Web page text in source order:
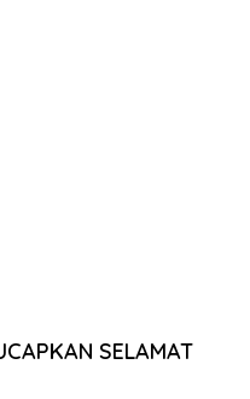
SELAMAT